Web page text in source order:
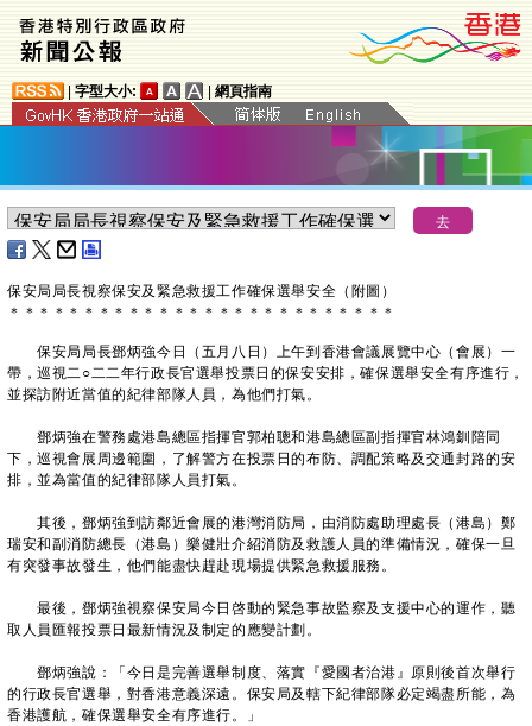
字型大小: 網頁指南
保安局局長視察保安及緊急救援工作確保選舉安全（附圖）
＊ ＊ ＊ ＊ ＊ ＊ ＊ ＊ ＊ ＊ ＊ ＊ ＊ ＊ ＊ ＊ ＊ ＊ ＊ ＊ ＊ ＊ ＊ ＊ ＊ ＊
​保安局局長鄧炳強今日（五月八日）上午到香港會議展覽中心（會展）一
帶，巡視二○二二年行政長官選舉投票日的保安安排，確保選舉安全有序進行，
並探訪附近當值的紀律部隊人員，為他們打氣。
鄧炳強在警務處港島總區指揮官郭柏聰和港島總區副指揮官林鴻釧陪同
下，巡視會展周邊範圍，了解警方在投票日的布防、調配策略及交通封路的安
排，並為當值的紀律部隊人員打氣。
其後，鄧炳強到訪鄰近會展的港灣消防局，由消防處助理處長（港島）鄭
瑞安和副消防總長（港島）樂健壯介紹消防及救護人員的準備情況，確保一旦
有突發事故發生，他們能盡快趕赴現場提供緊急救援服務。
最後，鄧炳強視察保安局今日啓動的緊急事故監察及支援中心的運作，聽
取人員匯報投票日最新情況及制定的應變計劃。
鄧炳強說：「今日是完善選舉制度、落實『愛國者治港』原則後首次舉行
的行政長官選舉，對香港意義深遠。保安局及轄下紀律部隊必定竭盡所能，為
香港護航，確保選舉安全有序進行。」